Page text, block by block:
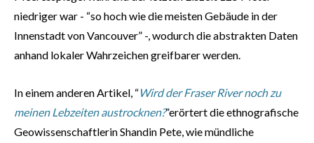
niedriger war - “so hoch wie die meisten Gebäude in der
Innenstadt von Vancouver” -, wodurch die abstrakten Daten
anhand lokaler Wahrzeichen greifbarer werden.
In einem anderen Artikel, “Wird der Fraser River noch zu
meinen Lebzeiten austrocknen?”erörtert die ethnografische
Geowissenschaftlerin Shandin Pete, wie mündliche